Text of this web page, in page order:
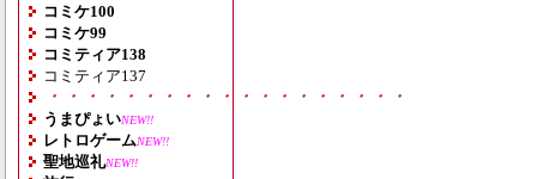
コミケ100
コミケ99
コミティア138
コミティア137
・・・・・・・・・・・・・・・・・・・
うまぴょいNEW!!
レトロゲームNEW!!
聖地巡礼NEW!!